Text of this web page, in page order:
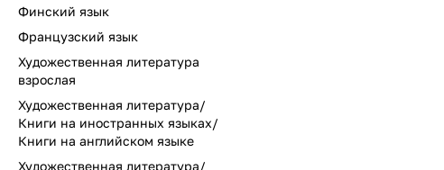
Финский язык
Французский язык
Художественная литература
взрослая
Художественная литература/
Книги на иностранных языках/
Книги на английском языке
Художественная литература/